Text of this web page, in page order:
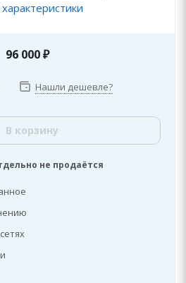
96 000₽
Нашли дешевле?
В корзину
не продаётся